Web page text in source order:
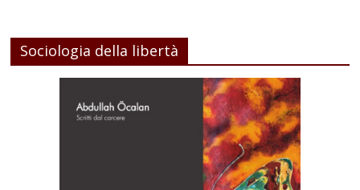
Sociologia della libertà